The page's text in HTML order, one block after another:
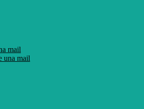
mail
una mail